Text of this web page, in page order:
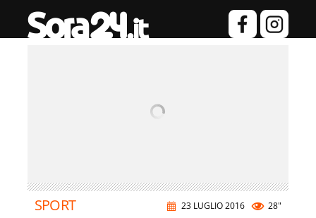
23 LUGLIO 2016 28"
SPORT